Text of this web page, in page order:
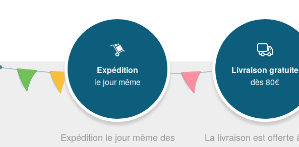
Expédition
le jour même
Expédition le jour même des
Livraison gratuite
dès 80€
La livraison est offerte